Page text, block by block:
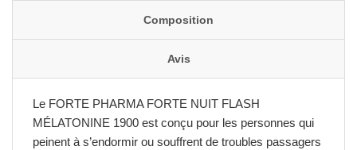
Composition
Avis
Le FORTE PHARMA FORTE NUIT FLASH
MÉLATONINE 1900 est conçu pour les personnes qui
peinent à s’endormir ou souffrent de troubles passagers